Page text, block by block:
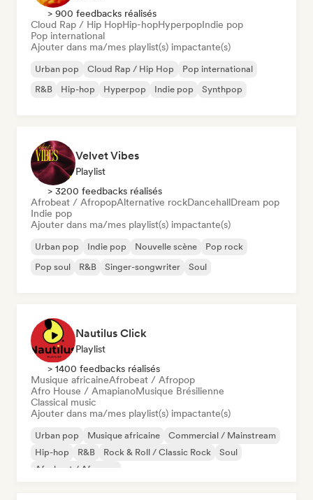
> 900 feedbacks réalisés
Cloud Rap / Hip HopHip-hopHyperpopIndie pop
Pop international
Ajouter dans ma/mes playlist(s) impactante(s)
Urban pop Cloud Rap / Hip Hop
Pop international
R&B
Hip-hop Hyperpop Indie pop Synthpop
Velvet Vibes
Playlist
> 3200 feedbacks réalisés
Afrobeat / AfropopAlternative rockDancehallDream pop
Indie pop
Ajouter dans ma/mes playlist(s) impactante(s)
Urban pop Indie pop Nouvelle scène
Pop rock
Pop soul
R&B Singer-songwriter Soul
Nautilus Click
Playlist
> 1400 feedbacks réalisés
Musique africaineAfrobeat / Afropop
Afro House / AmapianoMusique Brésilienne
Classical music
Ajouter dans ma/mes playlist(s) impactante(s)
Urban pop Musique africaine
Commercial / Mainstream
Hip-hop
R&B Rock & Roll / Classic Rock
Soul
Afrobeat / Afropop